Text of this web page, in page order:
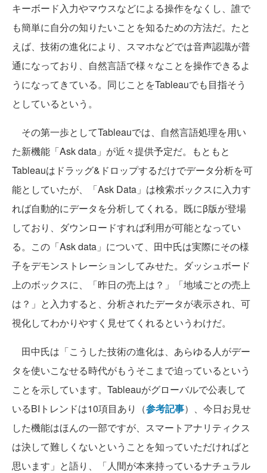
キーボード入力やマウスなどによる操作をなくし、誰で
も簡単に自分の知りたいことを知るための方法だ。たと
えば、技術の進化により、スマホなどでは音声認識が普
通になっており、自然言語で様々なことを操作できるよ
うになってきている。同じことをTableauでも目指そう
としているという。
その第一歩としてTableauでは、自然言語処理を用い
た新機能「Ask data」が近々提供予定だ。もともと
Tableauはドラッグ&ドロップするだけでデータ分析を可
能としていたが、「Ask Data」は検索ボックスに入力す
れば自動的にデータを分析してくれる。既にβ版が登場
しており、ダウンロードすれば利用が可能となってい
る。この「Ask data」について、田中氏は実際にその様
子をデモンストレーションしてみせた。ダッシュボード
上のボックスに、「昨日の売上は？」「地域ごとの売上
は？」と入力すると、分析されたデータが表示され、可
視化してわかりやすく見せてくれるというわけだ。
田中氏は「こうした技術の進化は、あらゆる人がデー
タを使いこなせる時代がもうそこまで迫っているという
ことを示しています。Tableauがグローバルで公表して
いるBIトレンドは10項目あり（参考記事）、今日お見せ
した機能はほんの一部ですが、スマートアナリティクス
は決して難しくないということを知っていただければと
思います」と語り、「人間が本来持っているナチュラル